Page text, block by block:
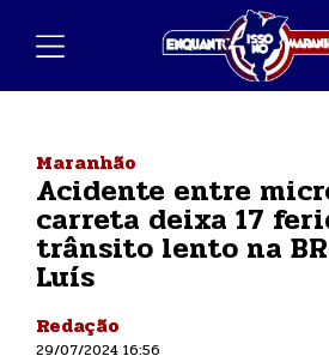
Maranhão
Acidente entre
carreta deixa 17
trânsito lento na
Luís
Redação
29/07/2024 16:56